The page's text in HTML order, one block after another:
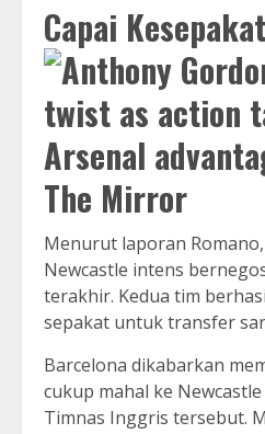
Capai
Menurut laporan
Newcastle intens
terakhir. Kedua tim
sepakat untuk transfer
Barcelona dikabarkan
cukup mahal ke
Timnas Inggris tersebut.